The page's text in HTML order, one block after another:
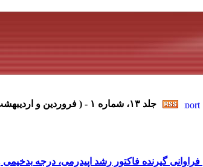
جلد ۱۳، شماره ۱ - ( فروردین و اردیبهشت ۱۳۸۷ )
گیرنده فاکتور رشد اپیدرمی، درجه